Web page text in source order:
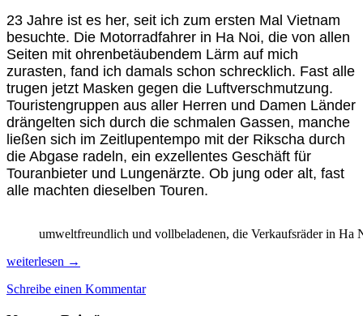
23 Jahre ist es her, seit ich zum ersten Mal Vietnam
besuchte. Die Motorradfahrer in Ha Noi, die von allen
Seiten mit ohrenbetäubendem Lärm auf mich
zurasten, fand ich damals schon schrecklich. Fast alle
trugen jetzt Masken gegen die Luftverschmutzung.
Touristengruppen aus aller Herren und Damen Länder
drängelten sich durch die schmalen Gassen, manche
ließen sich im Zeitlupentempo mit der Rikscha durch
die Abgase radeln, ein exzellentes Geschäft für
Touranbieter und Lungenärzte. Ob jung oder alt, fast
alle machten dieselben Touren.
umweltfreundlich und vollbeladenen, die Verkaufsräder in Ha
Vietnam
23
weiterlesen →
Schreibe einen Kommentar